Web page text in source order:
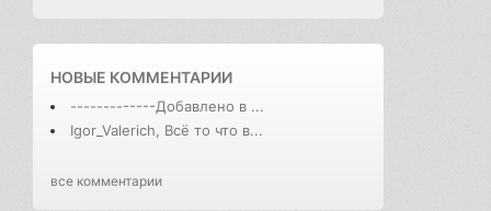
НОВЫЕ КОММЕНТАРИИ
-------------Добавлено в ...
Igor_Valerich, Всё то что в...
все комментарии